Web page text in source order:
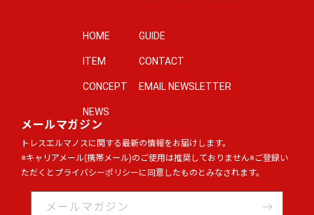
HOME GUIDE
ITEM CONTACT
CONCEPT EMAIL NEWSLETTER
NEWS
メールマガジン
トレスエルマノスに関する最新の情報をお届けします。
※キャリアメール(携帯メール)のご使用は推奨しておりません※ご登録い
ただくとプライバシーポリシーに同意したものとみなされます。
メールマガジン